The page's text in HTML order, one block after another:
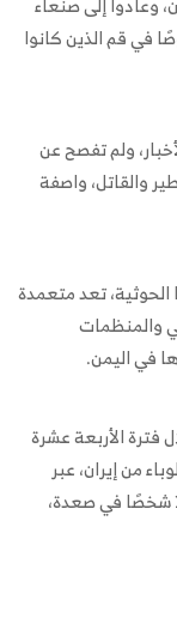
في قم الذين كانوا
ولم تفصح عن
والقاتل، واصفة
تعد متعمدة
والمنظمات
في اليمن.
فترة الأربعة عشرة
من إيران، عبر
طلابهم، وهو ما بدا ذلك يتضح من خلال إصابة 15 شخصًا في صعدة،